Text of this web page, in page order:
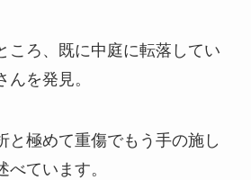
ころ、既に中庭に転落してい
んを発見。
と極めて重傷でもう手の施し
べています。